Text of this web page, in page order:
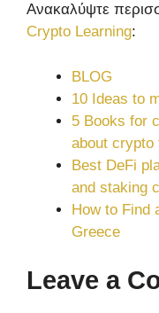
Ανακαλύψτε
Crypto Learning:
BLOG
10 Ideas to
5 Books for
about crypto
Best DeFi
and staking
How to Find
Greece
Leave a